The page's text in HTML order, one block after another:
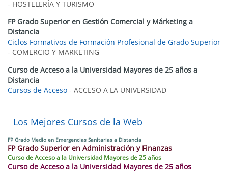
- HOSTELERÍA Y TURISMO
FP Grado Superior en Gestión Comercial y Márketing a
Distancia
Ciclos Formativos de Formación Profesional de Grado Superior
- COMERCIO Y MARKETING
Curso de Acceso a la Universidad Mayores de 25 años a
Distancia
Cursos de Acceso - ACCESO A LA UNIVERSIDAD
Los Mejores Cursos de la Web
FP Grado Medio en Emergencias Sanitarias a Distancia
FP Grado Superior en Administración y Finanzas
Curso de Acceso a la Universidad Mayores de 25 años
Curso de Acceso a la Universidad Mayores de 25 años